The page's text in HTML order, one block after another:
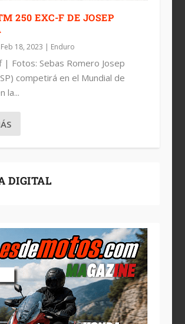
250 EXC-F DE JOSEP
Feb 18, 2023 | Enduro
| Fotos: Sebas Romero Josep
competirá en el Mundial de
la...
DIGITAL